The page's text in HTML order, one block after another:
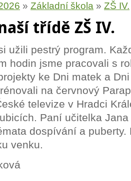
» Základní škola » ZŠ IV.
třídě ZŠ IV.
užili pestrý program.
hodin jsme pracovali s
ke Dni matek a
na červnový
televize v Hradci
Paní učitelka
dospívání a
venku.